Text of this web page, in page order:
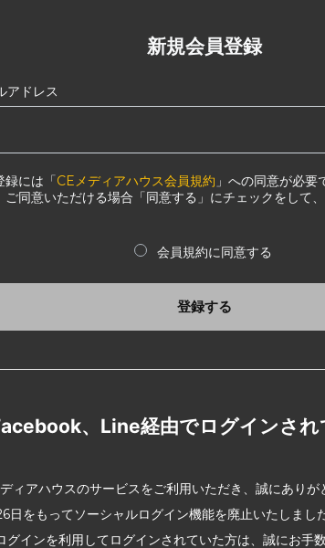
新規会員登録
アドレス
録には「CEメディアハウス会員規約 」への同意が必要
ご同意いただける場合「同意する」にチェックをして
会員規約に同意する
登録する
、Line経由でログインされ
ィアハウスのサービスをご利用いただき、誠にありが
日をもってソーシャルログイン機能を廃止いたしました
グインを利用してログインされていた方は、誠にお手